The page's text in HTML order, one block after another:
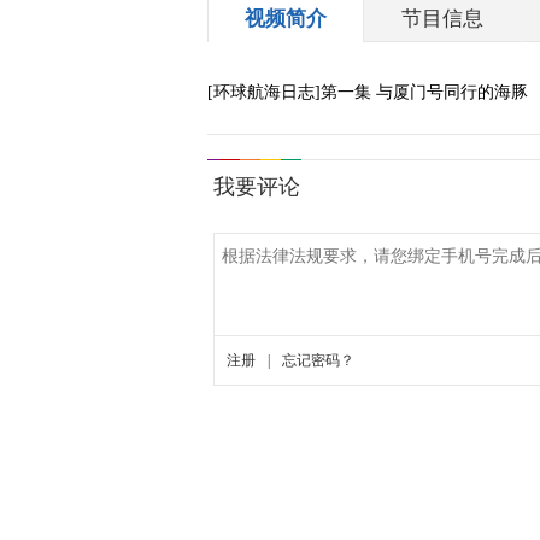
视频简介 节目信息
[环球航海日志]第一集 与厦门号同行的海豚